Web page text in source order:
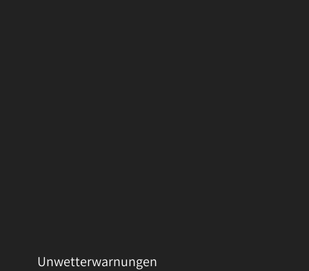
Unwetterwarnungen